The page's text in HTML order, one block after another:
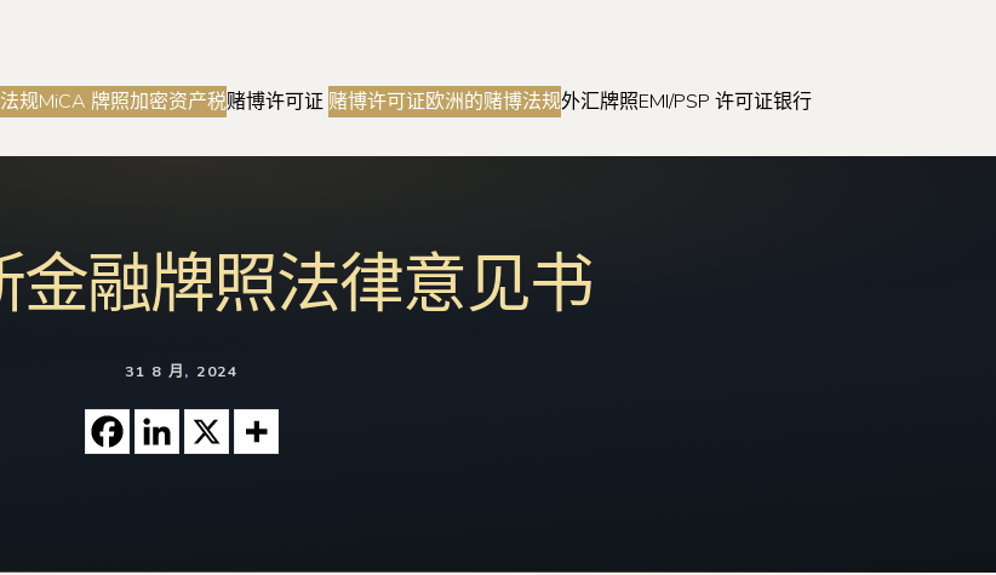
规MiCA 牌照加密资产税赌博许可证 赌博许可证欧洲的赌博法规外汇牌照EMI/PSP 许可证银行
金融牌照法律意见书
31 8 月, 2024